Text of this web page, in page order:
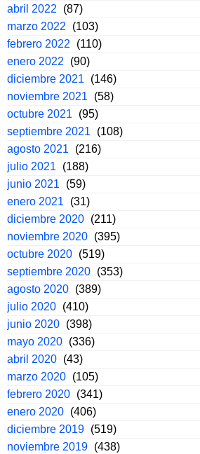
abril 2022
(87)
marzo 2022
(103)
febrero 2022
(110)
enero 2022
(90)
diciembre 2021
(146)
noviembre 2021
(58)
octubre 2021
(95)
septiembre 2021
(108)
agosto 2021
(216)
julio 2021
(188)
junio 2021
(59)
enero 2021
(31)
diciembre 2020 (211)
noviembre 2020 (395)
octubre 2020 (519)
septiembre 2020 (353)
agosto 2020 (389)
julio 2020 (410)
junio 2020 (398)
mayo 2020 (336)
abril 2020 (43)
marzo 2020 (105)
febrero 2020 (341)
enero 2020 (406)
diciembre 2019 (519)
noviembre 2019 (438)